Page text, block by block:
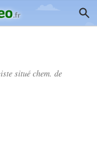
situé chem. de